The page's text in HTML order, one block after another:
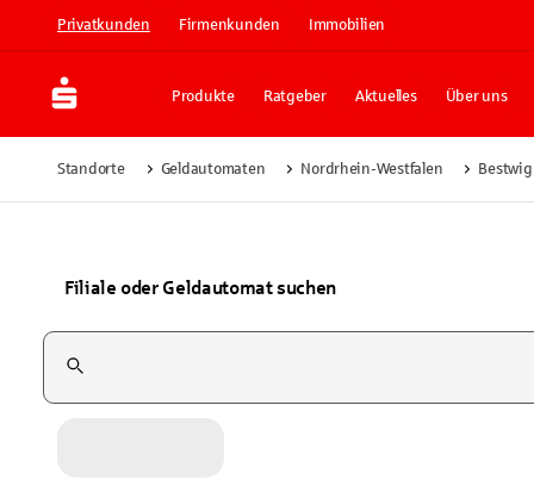
Privatkunden Firmenkunden Immobilien
Produkte Ratgeber Aktuelles Über uns
Standorte Geldautomaten Nordrhein-Westfalen Bestwig
Filiale oder Geldautomat suchen
Suchfeld